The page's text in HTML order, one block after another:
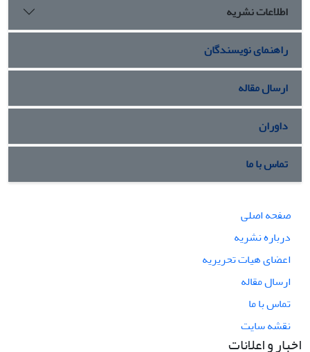
اطلاعات نشریه
راهنمای نویسندگان
ارسال مقاله
داوران
تماس با ما
صفحه اصلی
درباره نشریه
اعضای هیات تحریریه
ارسال مقاله
تماس با ما
نقشه سایت
اخبار و اعلانات